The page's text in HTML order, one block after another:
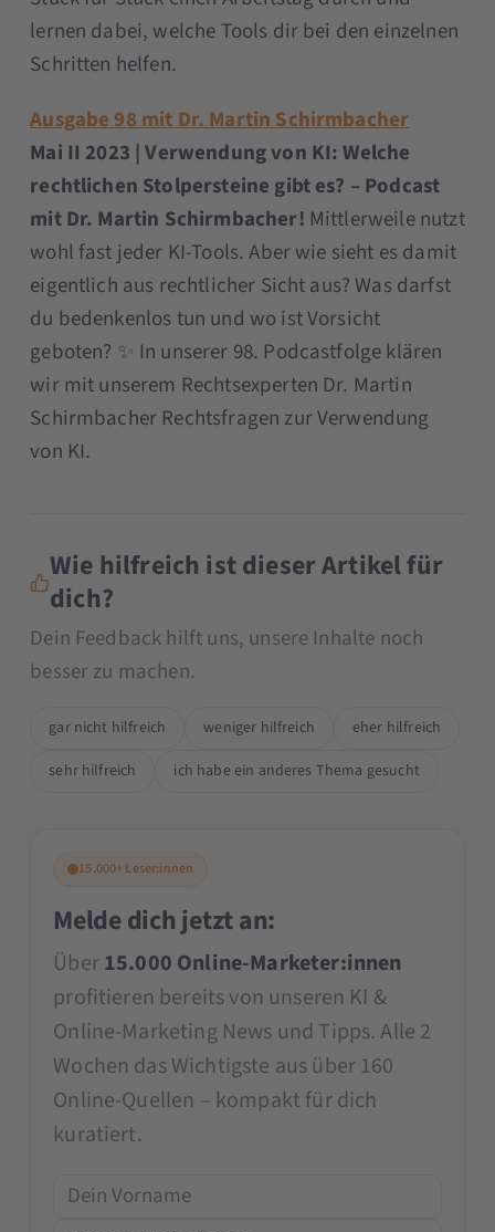
lernen dabei, welche Tools dir bei den einzelnen
Schritten helfen.
Ausgabe 98 mit Dr. Martin Schirmbacher
Mai II 2023 | Verwendung von KI: Welche
rechtlichen Stolpersteine gibt es? – Podcast
mit Dr. Martin Schirmbacher! Mittlerweile nutzt
wohl fast jeder KI-Tools. Aber wie sieht es damit
eigentlich aus rechtlicher Sicht aus? Was darfst
du bedenkenlos tun und wo ist Vorsicht
geboten? ✨ In unserer 98. Podcastfolge klären
wir mit unserem Rechtsexperten Dr. Martin
Schirmbacher Rechtsfragen zur Verwendung
von KI.
Wie hilfreich ist dieser Artikel für
dich?
Dein Feedback hilft uns, unsere Inhalte noch
besser zu machen.
gar nicht hilfreich weniger hilfreich
eher hilfreich
sehr hilfreich
ich habe ein anderes Thema gesucht
15.000+ Leser:innen
Melde dich jetzt an:
Über15.000 Online-Marketer:innen
profitieren bereits von unseren KI &
Online-Marketing News und Tipps. Alle 2
Wochen das Wichtigste aus über 160
Online-Quellen – kompakt für dich
kuratiert.